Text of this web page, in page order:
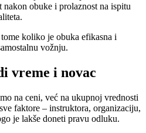
nakon obuke i prolaznost na ispitu
koliko je obuka efikasna i
vožnju.
vreme i novac
na ceni, već na ukupnoj vrednosti
faktore – instruktora, organizaciju,
je lakše doneti pravu odluku.